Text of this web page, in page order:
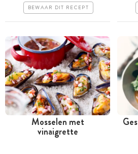
Makkelijk
BEWAAR DIT RECEPT
Minder dan 30 minuten
Mosselen met
vinaigrette